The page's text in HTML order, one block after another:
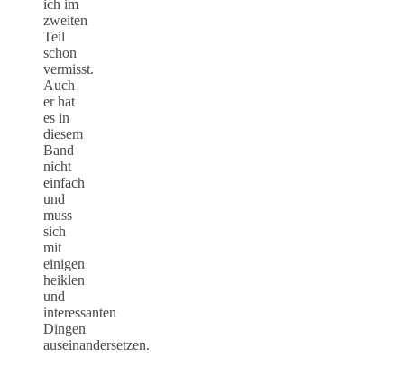
ich im
zweiten
Teil
schon
vermisst.
Auch
er hat
es in
diesem
Band
nicht
einfach
und
muss
sich
mit
einigen
heiklen
und
interessanten
Dingen
auseinandersetzen.